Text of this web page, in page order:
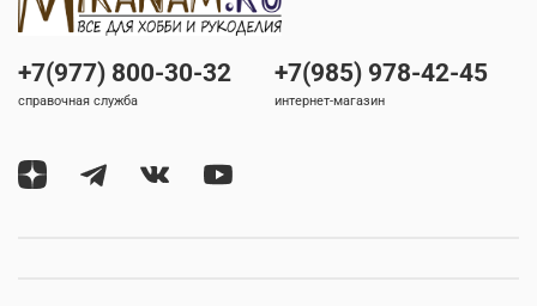
+7(977) 800-30-32
справочная служба
+7(985) 978-42-45
интернет-магазин